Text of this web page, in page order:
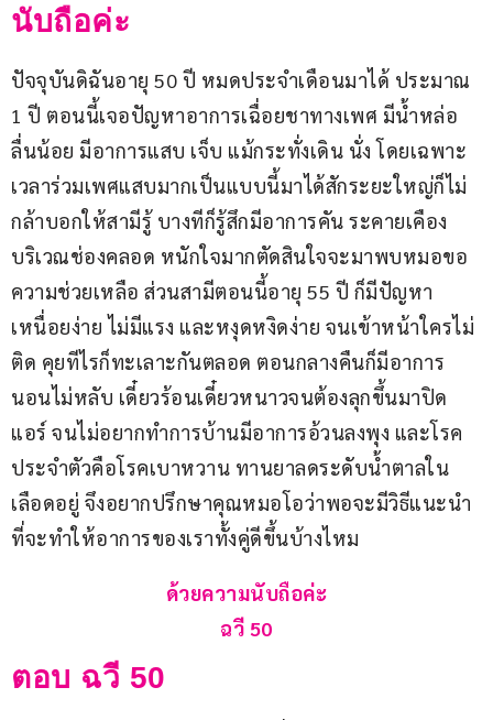
นับถือค่ะ
ปัจจุบันดิฉันอายุ 50 ปี หมดประจำเดือนมาได้ ประมาณ
1 ปี ตอนนี้เจอปัญหาอาการเฉื่อยชาทางเพศ มีน้ำหล่อ
ลื่นน้อย มีอาการแสบ เจ็บ แม้กระทั่งเดิน นั่ง โดยเฉพาะ
เวลาร่วมเพศแสบมากเป็นแบบนี้มาได้สักระยะใหญ่ก็ไม่
กล้าบอกให้สามีรู้ บางทีก็รู้สึกมีอาการคัน ระคายเคือง
บริเวณช่องคลอด หนักใจมากตัดสินใจจะมาพบหมอขอ
ความช่วยเหลือ ส่วนสามีตอนนี้อายุ 55 ปี ก็มีปัญหา
เหนื่อยง่าย ไม่มีแรง และหงุดหงิดง่าย จนเข้าหน้าใครไม่
ติด คุยทีไรก็ทะเลาะกันตลอด ตอนกลางคืนก็มีอาการ
นอนไม่หลับ เดี๋ยวร้อนเดี๋ยวหนาวจนต้องลุกขึ้นมาปิด
แอร์ จนไม่อยากทำการบ้านมีอาการอ้วนลงพุง และโรค
ประจำตัวคือโรคเบาหวาน ทานยาลดระดับน้ำตาลใน
เลือดอยู่ จึงอยากปรึกษาคุณหมอโอว่าพอจะมีวิธีแนะนำ
ที่จะทำให้อาการของเราทั้งคู่ดีขึ้นบ้างไหม
ด้วยความนับถือค่ะ
ฉวี 50
ตอบ ฉวี 50